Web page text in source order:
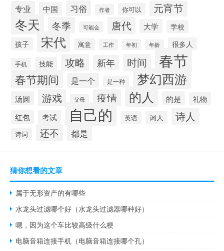
专业 中国 习俗 作者 你可以 元宵节
冬天 冬季 可能会 唐代 大学
学校
孩子
宋代 寓意 工作 年初 年龄 很多人
手机 技能 攻略 新年 时间 春节
春节期间 是一个 是一种 梦幻西游
汤圆 游戏 父母 疫情 的人 的是
礼物
红包
考试 自己的 英语 词人 诗人
诗词 还不 都是
猜你想看的文章
属于无形资产的有哪些
水龙头过滤哪个好（水龙头过滤器哪种好）
嗯，因为这个车比较高级什么梗
电脑音箱连接手机（电脑音箱连接哪个孔）